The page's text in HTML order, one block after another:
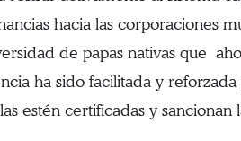
hacia las corporaciones
de papas nativas que
ha sido facilitada y
estén certificadas y